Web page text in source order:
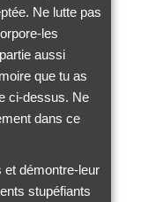
Ne lutte pas
les
aussi
que tu as
ci-dessus. Ne
dans ce
démontre-leur
stupéfiants